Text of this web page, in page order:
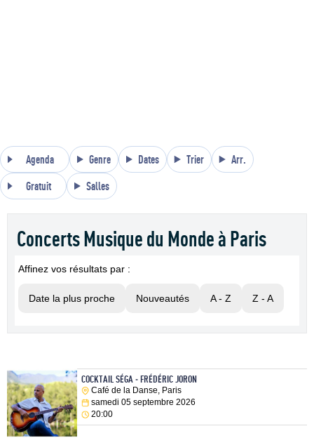
Agenda Genre Dates Trier Arr.
Gratuit Salles
Concerts Musique du Monde à Paris
Affinez vos résultats par :
Date la plus proche Nouveautés A - Z Z - A
COCKTAIL SÉGA - FRÉDÉRIC JORON
Café de la Danse, Paris
samedi 05 septembre 2026
20:00